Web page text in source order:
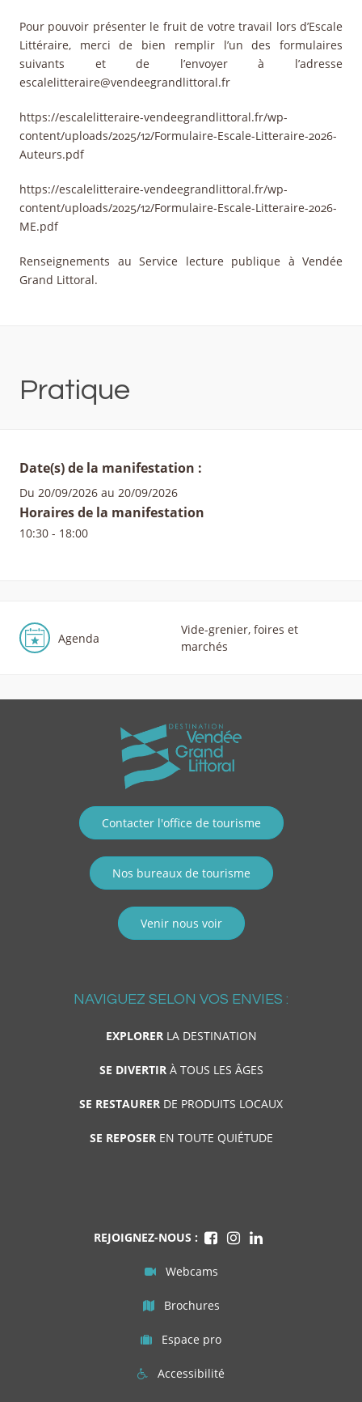
Pour pouvoir présenter le fruit de votre travail lors d’Escale
Littéraire, merci de bien remplir l’un des formulaires
suivants et de l’envoyer à l’adresse
escalelitteraire@vendeegrandlittoral.fr
https://escalelitteraire-vendeegrandlittoral.fr/wp-
content/uploads/2025/12/Formulaire-Escale-Litteraire-2026-
Auteurs.pdf
https://escalelitteraire-vendeegrandlittoral.fr/wp-
content/uploads/2025/12/Formulaire-Escale-Litteraire-2026-
ME.pdf
Renseignements au Service lecture publique à Vendée
Grand Littoral.
Pratique
Date(s) de la manifestation :
Du 20/09/2026 au 20/09/2026
Horaires de la manifestation
10:30 - 18:00
Agenda
Vide-grenier, foires et
marchés
Contacter l'office de tourisme
Nos bureaux de tourisme
Venir nous voir
NAVIGUEZ SELON VOS ENVIES :
EXPLORERLA DESTINATION
SE DIVERTIRÀ TOUS LES ÂGES
SE RESTAURER DE PRODUITS LOCAUX
SE REPOSEREN TOUTE QUIÉTUDE
REJOIGNEZ-NOUS :
Webcams
Brochures
Espace pro
Accessibilité